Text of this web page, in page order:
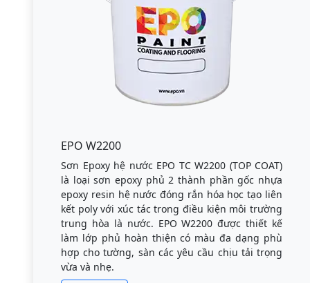
EPO W2200
Sơn Epoxy hệ nước EPO TC W2200 (TOP COAT)
là loại sơn epoxy phủ 2 thành phần gốc nhựa
epoxy resin hệ nước đóng rắn hóa học tạo liên
kết poly với xúc tác trong điều kiện môi trường
trung hòa là nước. EPO W2200 được thiết kế
làm lớp phủ hoàn thiện có màu đa dạng phù
hợp cho tường, sàn các yêu cầu chịu tải trọng
vừa và nhẹ.